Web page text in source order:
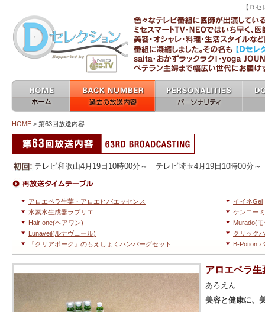
【Ｄ
バー backnumber
personalities
HOME > 第63回放送内容
第63回放送内容
他の放送回へ移動
テレビ和歌山4月19日10時00分～ テレビ埼玉4月19日10時00分
タイムテーブル
アロエベラ生葉・アロエヒバエッセンス
水素水生成器ラブリエ
Hair one(ヘアワン)
Lunaveil(ルナヴェール)
『クリアポーク』のもえしょくハンバーグセット
イイネGel
ケンコー
Murado(
クリック
B-Potion
アロエベラ
あろえん
美容と健康に、